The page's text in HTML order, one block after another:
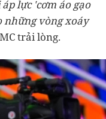
lực 'cơm áo gạo
những vòng xoáy
trải lòng.